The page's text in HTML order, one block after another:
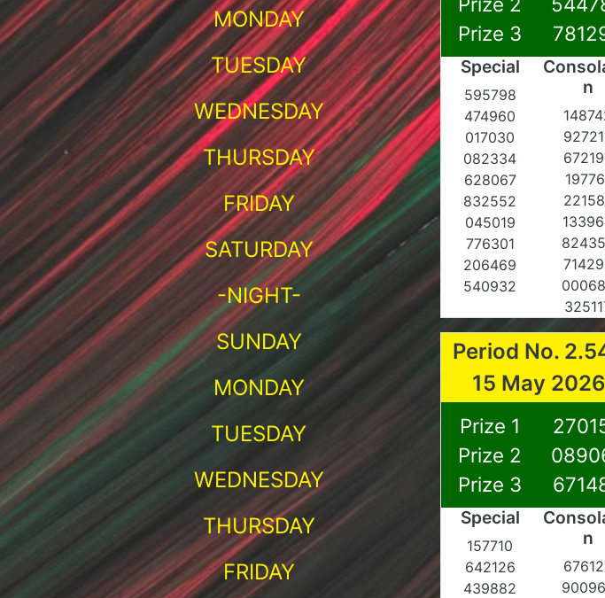
MONDAY
TUESDAY
WEDNESDAY
THURSDAY
FRIDAY
SATURDAY
-NIGHT-
SUNDAY
MONDAY
TUESDAY
WEDNESDAY
THURSDAY
FRIDAY
Prize 3
Special
595798
474960
017030
082334
628067
832552
045019
776301
206469
540932
n
Period No.
15 May 2026
Prize 1
Prize 2
Prize 3
Special
157710
642126
439882
n